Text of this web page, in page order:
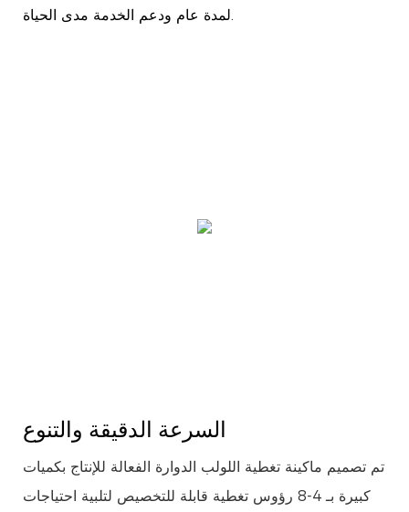
لمدة عام ودعم الخدمة مدى الحياة.
تم تصميم ماكينة تغطية اللولب الدوارة الفعالة للإنتاج بكميات
كبيرة بـ 4-8 رؤوس تغطية قابلة للتخصيص لتلبية احتياجات